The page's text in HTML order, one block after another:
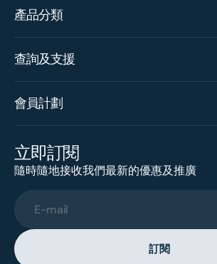
產品分類
查詢及支援
會員計劃
立即訂閱
隨時隨地接收我們最新的優惠及推廣
E-mail
訂閱